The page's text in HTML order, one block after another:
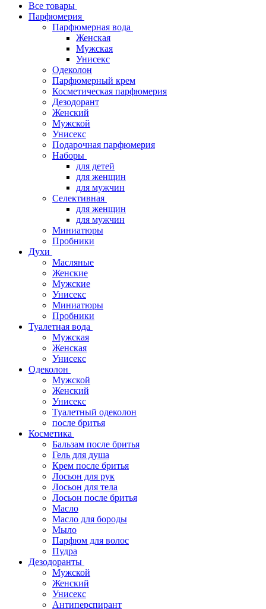
Все товары
Парфюмерия
Парфюмерная вода
Женская
Мужская
Унисекс
Одеколон
Парфюмерный крем
Косметическая парфюмерия
Дезодорант
Женский
Мужской
Унисекс
Подарочная парфюмерия
Наборы
для детей
для женщин
для мужчин
Селективная
для женщин
для мужчин
Миниатюры
Пробники
Духи
Масляные
Женские
Мужские
Унисекс
Миниатюры
Пробники
Туалетная вода
Мужская
Женская
Унисекс
Одеколон
Мужской
Женский
Унисекс
Туалетный одеколон
после бритья
Косметика
Бальзам после бритья
Гель для душа
Крем после бритья
Лосьон для рук
Лосьон для тела
Лосьон после бритья
Масло
Масло для бороды
Мыло
Парфюм для волос
Пудра
Дезодоранты
Мужской
Женский
Унисекс
Антиперспирант